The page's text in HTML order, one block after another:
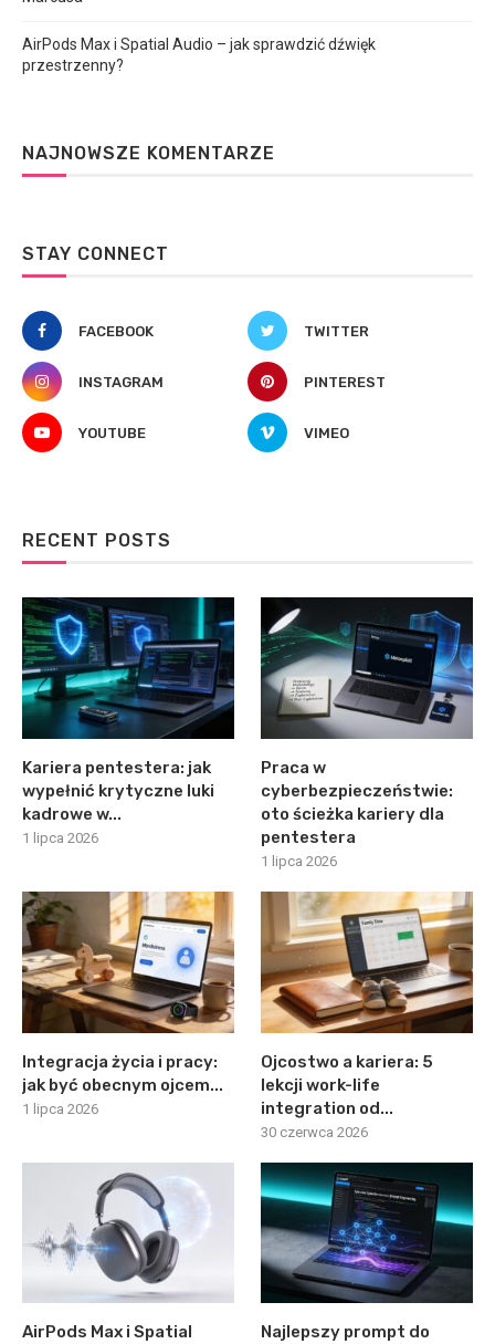
AirPods Max i Spatial Audio – jak sprawdzić dźwięk
przestrzenny?
NAJNOWSZE KOMENTARZE
STAY CONNECT
FACEBOOK TWITTER
INSTAGRAM PINTEREST
YOUTUBE VIMEO
RECENT POSTS
Kariera pentestera: jak
wypełnić krytyczne luki
kadrowe w...
1 lipca 2026
Praca w
cyberbezpieczeństwie:
oto ścieżka kariery dla
pentestera
1 lipca 2026
Integracja życia i pracy:
jak być obecnym ojcem...
1 lipca 2026
Ojcostwo a kariera: 5
lekcji work-life
integration od...
30 czerwca 2026
AirPods Max i Spatial
Najlepszy prompt do